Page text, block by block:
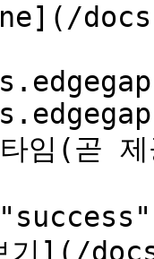
임(곧
기](/